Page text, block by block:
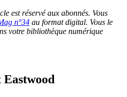
est réservé aux abonnés. Vous
n°34 au format digital. Vous le
votre bibliothèque numérique